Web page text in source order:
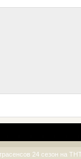
24 сезон на ТНТ